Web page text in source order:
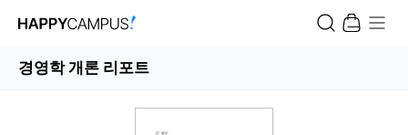
경영학 개론 리포트